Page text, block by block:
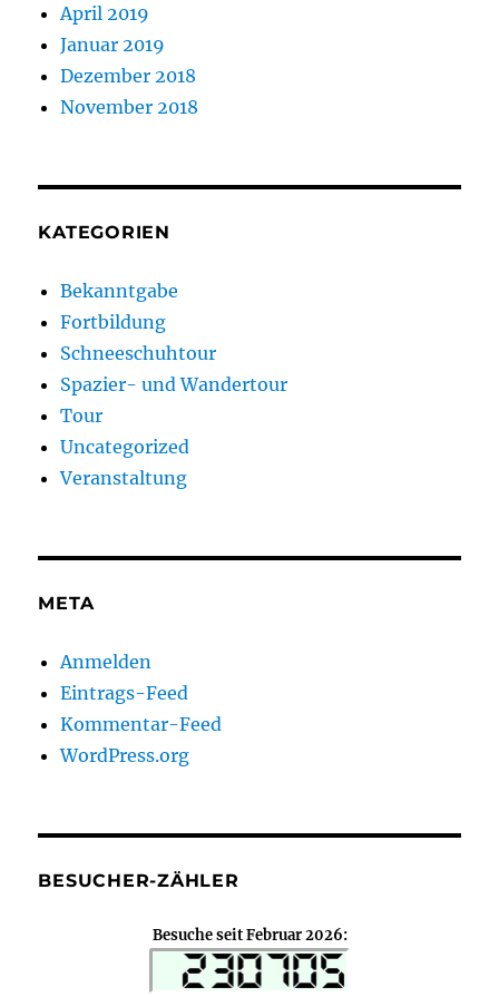
April 2019
Januar 2019
Dezember 2018
November 2018
KATEGORIEN
Bekanntgabe
Fortbildung
Schneeschuhtour
Spazier- und Wandertour
Tour
Uncategorized
Veranstaltung
META
Anmelden
Eintrags-Feed
Kommentar-Feed
WordPress.org
BESUCHER-ZÄHLER
Besuche seit Februar 2026: